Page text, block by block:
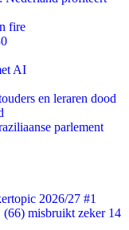
fire
AI
en leraren dood
parlement
2026/27 #1
misbruikt zeker 14